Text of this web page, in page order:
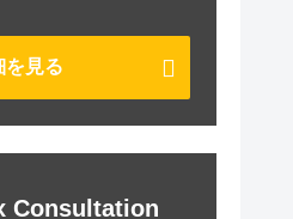
を見る
Consultation